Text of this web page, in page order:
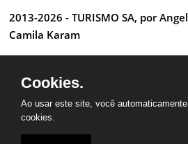
2013-2026 - TURISMO SA, por
Camila Karam
Desenvolvido por Anderson Luiz
Cookies.
Ao usar este site, você
cookies.